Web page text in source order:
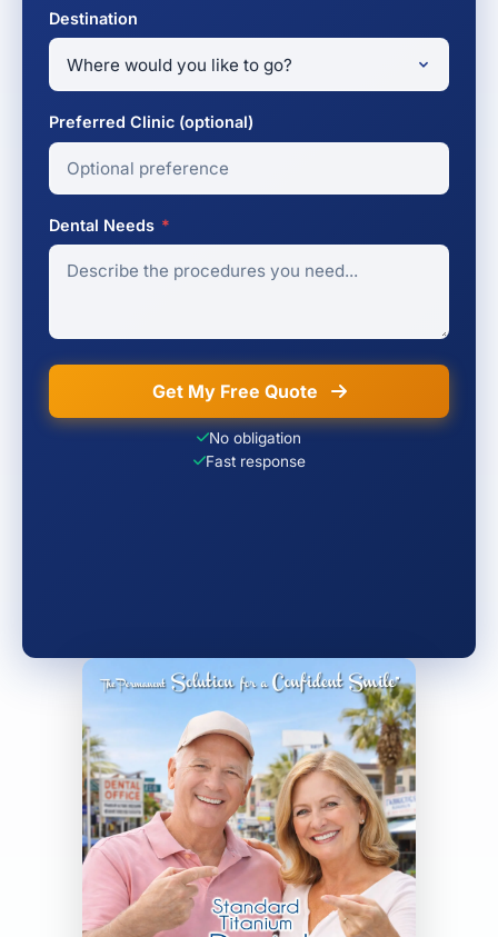
Destination
Preferred Clinic (optional)
Dental Needs *
Get My Free Quote
No obligation
Fast response